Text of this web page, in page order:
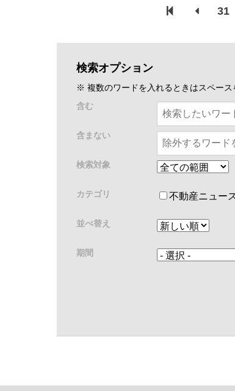
31
検索オプション
※ 複数のワードを入れるときはスペース
含む
含まない
検索対象
カテゴリ 不動産ニュー
並べ替え
期間